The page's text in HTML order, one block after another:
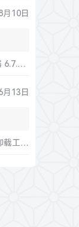
月10日
式版
月13日
/便携版